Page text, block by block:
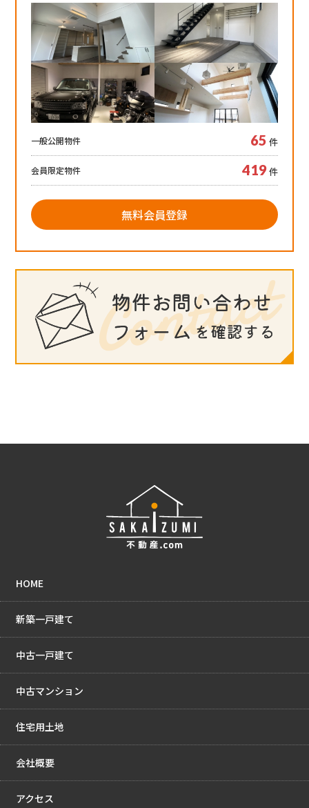
一般公開物件 65 件
会員限定物件 419件
無料会員登録
HOME
新築一戸建て
中古一戸建て
中古マンション
住宅用土地
会社概要
アクセス